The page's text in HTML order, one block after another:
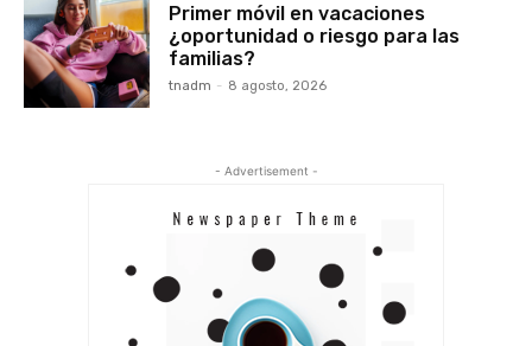
Primer móvil en vacaciones
¿oportunidad o riesgo para las
familias?
tnadm - 8 agosto, 2026
- Advertisement -